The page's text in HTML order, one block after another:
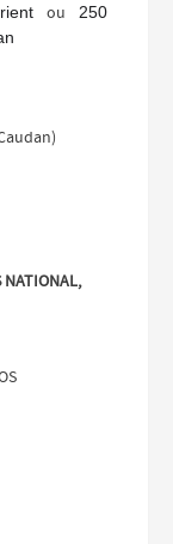
ou250
NATIONAL,